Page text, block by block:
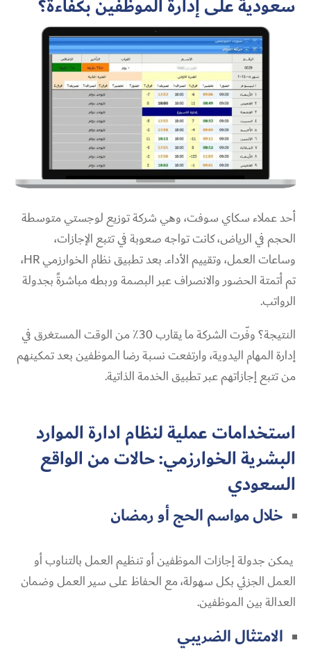
سعودية على إدارة الموظفين بكفاءة؟
أحد عملاء سكاي سوفت، وهي شركة توزيع لوجستي متوسطة
الحجم في الرياض، كانت تواجه صعوبة في تتبع الإجازات،
وساعات العمل، وتقييم الأداء. بعد تطبيق نظام الخوارزمي HR،
تم أتمتة الحضور والانصراف عبر البصمة وربطه مباشرةً بجدولة
الرواتب.
النتيجة؟ وفّرت الشركة ما يقارب 30٪ من الوقت المستغرق في
إدارة المهام اليدوية، وارتفعت نسبة رضا الموظفين بعد تمكينهم
من تتبع إجازاتهم عبر تطبيق الخدمة الذاتية.
استخدامات عملية لنظام ادارة الموارد
البشرية الخوارزمي: حالات من الواقع
السعودي
خلال مواسم الحج أو رمضان
يمكن جدولة إجازات الموظفين أو تنظيم العمل بالتناوب أو
العمل الجزئي بكل سهولة، مع الحفاظ على سير العمل وضمان
العدالة بين الموظفين.
الامتثال الضريبي